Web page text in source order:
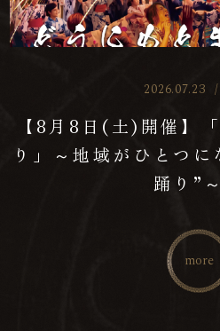
2026.07.23 /
【8月8日(土)開催】
り」～地域がひとつ
踊り”
more